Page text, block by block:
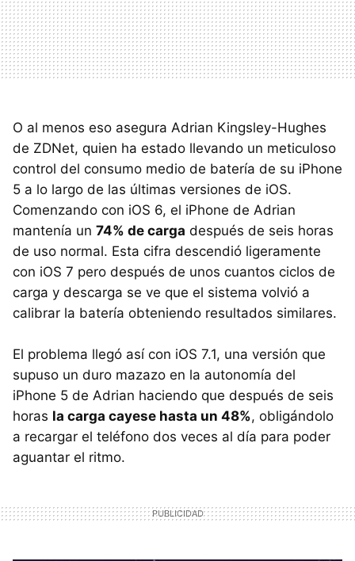
O al menos eso asegura Adrian Kingsley-Hughes
de ZDNet, quien ha estado llevando un meticuloso
control del consumo medio de batería de su iPhone
5 a lo largo de las últimas versiones de iOS.
Comenzando con iOS 6, el iPhone de Adrian
mantenía un 74% de carga después de seis horas
de uso normal. Esta cifra descendió ligeramente
con iOS 7 pero después de unos cuantos ciclos de
carga y descarga se ve que el sistema volvió a
calibrar la batería obteniendo resultados similares.
El problema llegó así con iOS 7.1, una versión que
supuso un duro mazazo en la autonomía del
iPhone 5 de Adrian haciendo que después de seis
horas la carga cayese hasta un 48%, obligándolo
a recargar el teléfono dos veces al día para poder
aguantar el ritmo.